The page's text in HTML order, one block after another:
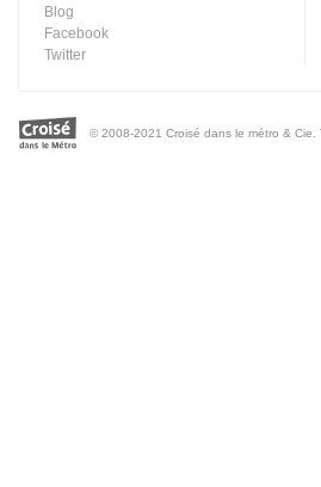
Blog
Facebook
Twitter
© 2008-2021 Croisé dans le métro & Cie.